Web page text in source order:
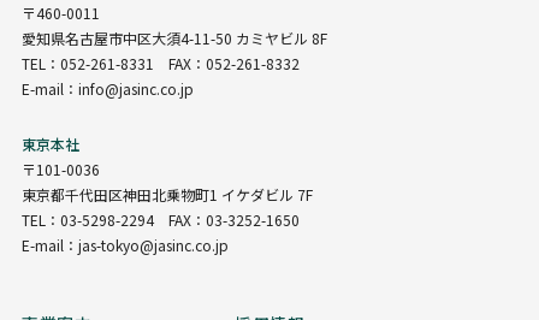
〒460-0011
愛知県名古屋市中区大須4-11-50 カミヤビル 8F
TEL：052-261-8331 FAX：052-261-8332
E-mail：info@jasinc.co.jp
東京本社
〒101-0036
東京都千代田区神田北乗物町1 イケダビル 7F
TEL：03-5298-2294 FAX：03-3252-1650
E-mail：jas-tokyo@jasinc.co.jp